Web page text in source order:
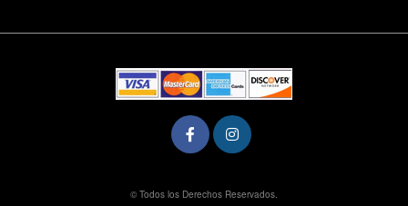
© Todos los Derechos Reservados.